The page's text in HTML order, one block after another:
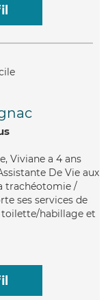
Viviane a 4 ans
De Vie aux
trachéotomie /
ses services de
toilette/habillage et